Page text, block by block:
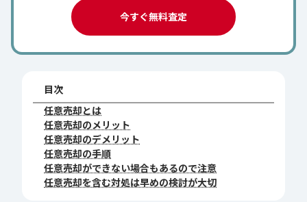
今すぐ無料査定
目次
任意売却とは
任意売却のメリット
任意売却のデメリット
任意売却の手順
任意売却ができない場合もあるので注意
任意売却を含む対処は早めの検討が大切